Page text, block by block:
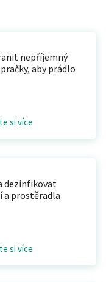
nepříjemný
aby prádlo
si více
dezinfikovat
a prostěradla
si více